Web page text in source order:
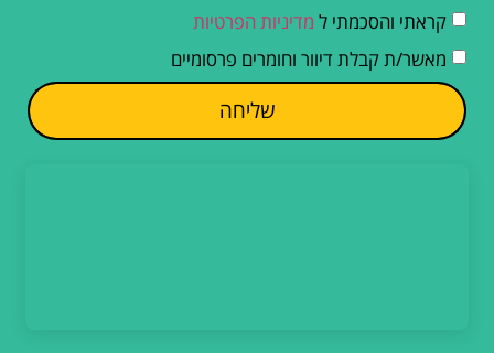
קראתי והסכמתי ל מדיניות הפרטיות
מאשר/ת קבלת דיוור וחומרים פרסומיים
שליחה